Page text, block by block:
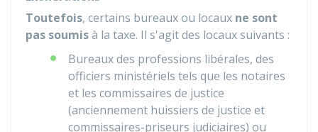
Toutefois, certains bureaux ou locaux ne sont
pas soumisà la taxe. Il s'agit des locaux suivants :
Bureaux des professions libérales, des
officiers ministériels tels que les notaires
et les commissaires de justice
(anciennement huissiers de justice et
commissaires-priseurs judiciaires) ou